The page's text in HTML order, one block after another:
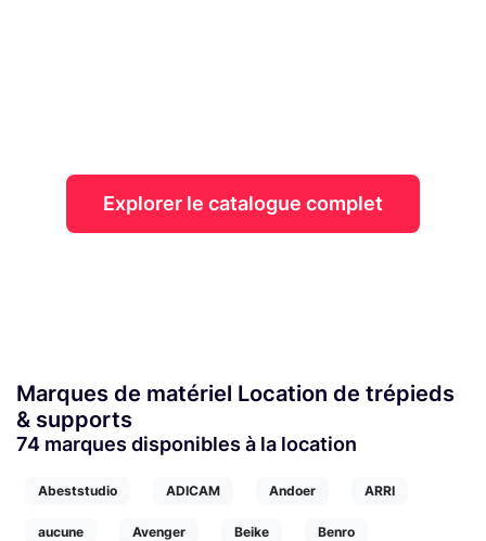
Explorer le catalogue complet
Marques de matériel Location de trépieds
& supports
74 marques disponibles à la location
Abeststudio ADICAM Andoer ARRI
aucune Avenger Beike Benro